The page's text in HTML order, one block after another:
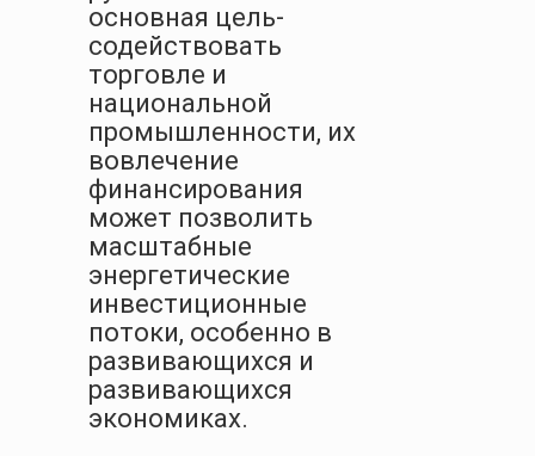
основная цель-
содействовать
торговле и
национальной
промышленности, их
вовлечение
финансирования
может позволить
масштабные
энергетические
инвестиционные
потоки, особенно в
развивающихся и
развивающихся
экономиках.